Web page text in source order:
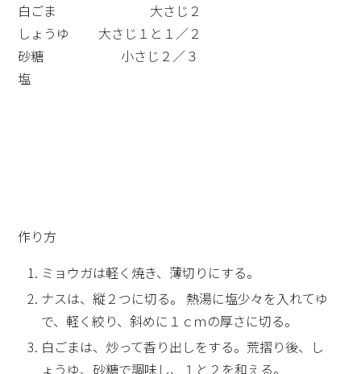
白ごま 大さじ２
しょうゆ 大さじ１と１／２
砂糖 小さじ２／３
塩
作り方
ミョウガは軽く焼き、薄切りにする。
ナスは、縦２つに切る。 熱湯に塩少々を入れてゆ
で、軽く絞り、斜めに１ｃｍの厚さに切る。
白ごまは、炒って香り出しをする。荒摺り後、し
ょうゆ、砂糖で調味し、１と２を和える。